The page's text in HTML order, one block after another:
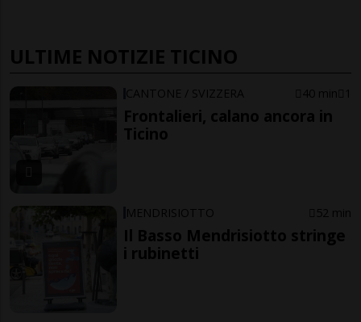
ULTIME NOTIZIE TICINO
CANTONE / SVIZZERA 40 min 1
Frontalieri, calano ancora in
Ticino
MENDRISIOTTO 52 min
Il Basso Mendrisiotto stringe
i rubinetti